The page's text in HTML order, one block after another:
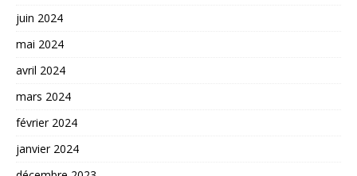
juin 2024
mai 2024
avril 2024
mars 2024
février 2024
janvier 2024